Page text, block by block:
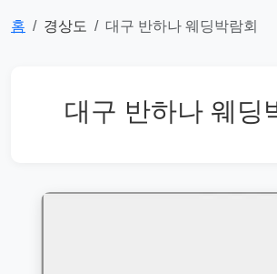
홈 경상도 대구 반하나 웨딩박람회
대구 반하나 웨딩